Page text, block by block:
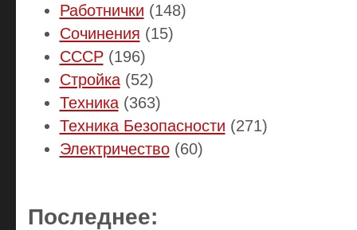
Работнички (148)
Сочинения (15)
СССР(196)
Стройка(52)
Техника(363)
Техника Безопасности (271)
Электричество(60)
Последнее: